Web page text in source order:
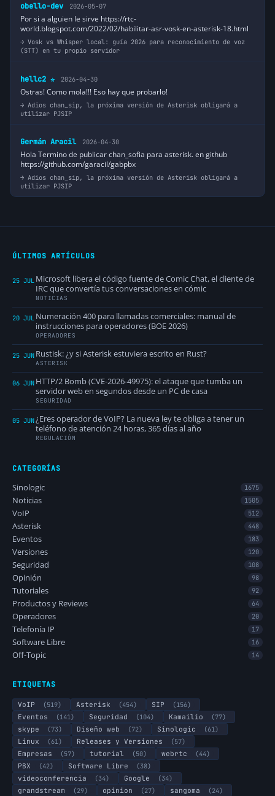
obello-dev 2026-05-07
Por si a alguien le sirve https://rtc-
world.blogspot.com/2022/02/habilitar-asr-vosk-en-asterisk-18.html
Vosk vs Whisper local: guía 2026 para reconocimiento de voz
(STT) en tu propio servidor
hellc2 ⭐ 2026-04-30
Ostras! Como mola!!! Eso hay que probarlo!
Adios chan_sip, la próxima versión de Asterisk obligará a
utilizar PJSIP
Germán Aracil 2026-04-30
Hola Termino de publicar chan_sofia para asterisk. en github
https://github.com/garacil/gabpbx
Adios chan_sip, la próxima versión de Asterisk obligará a
utilizar PJSIP
ÚLTIMOS ARTÍCULOS
25 JUL Microsoft libera el código fuente de Comic Chat, el cliente de
IRC que convertía tus conversaciones en cómic
NOTICIAS
20 JUL Numeración 400 para llamadas comerciales: manual de
instrucciones para operadores (BOE 2026)
OPERADORES
25 JUN Rustisk: ¿y si Asterisk estuviera escrito en Rust?
ASTERISK
06 JUN HTTP/2 Bomb (CVE-2026-49975): el ataque que tumba un
servidor web en segundos desde un PC de casa
SEGURIDAD
05 JUN¿Eres operador de VoIP? La nueva ley te obliga a tener un
teléfono de atención 24 horas, 365 días al año
REGULACIÓN
CATEGORÍAS
Sinologic 1675
Noticias 1505
VoIP 512
Asterisk 448
Eventos 183
Versiones 120
Seguridad 108
Opinión 98
Tutoriales 92
Productos y Reviews 64
Operadores 20
Telefonía IP 17
Software Libre 16
Off-Topic 14
ETIQUETAS
VoIP (519) Asterisk (454) SIP
(156)
Eventos
(141) Seguridad (104) Kamailio
(77)
skype
(73) Diseño web (72) Sinologic
(61)
Linux
(61) Releases y Versiones
(57)
Empresas
(57) tutorial (50) webrtc
(44)
PBX
(42) Software Libre
(38)
videoconferencia
(34) Google
(34)
grandstream
(29) opinion (27) sangoma (24)